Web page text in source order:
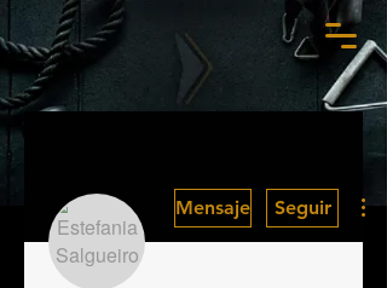
Mensaje Seguir